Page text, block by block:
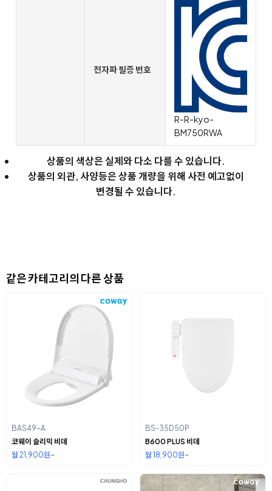
전자파 필증 번호
R-R-kyo-
BM750RWA
상품의 색상은 실제와 다소 다를 수 있습니다.
상품의 외관, 사양등은 상품 개량을 위해 사전 예고없이
변경될 수 있습니다.
같은 카테고리의 다른 상품
BAS49-A
코웨이 슬리믹 비데
월 21,900원~
BS-35D50P
B600 PLUS 비데
월 18,900원~